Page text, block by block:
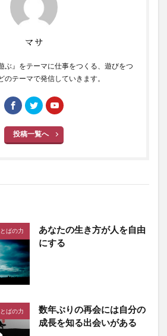
マサ
ぶ』をテーマに仕事をつくる、遊びをつ
のテーマで発信していきます。
投稿一覧へ
ばの力
あなたの生き方が人を自由
にする
ばの力
数年ぶりの再会には自分の
成長を知る出会いがある